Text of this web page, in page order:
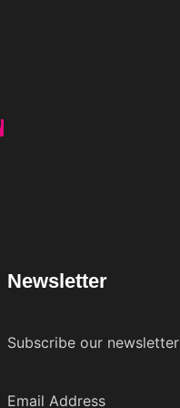
Newsletter
Subscribe our newsletter